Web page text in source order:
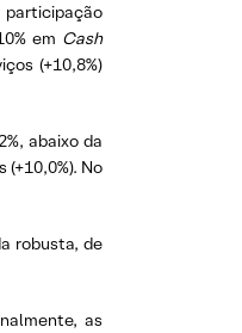
participação
em Cash
(+10,8%)
abaixo da
No
robusta, de
as